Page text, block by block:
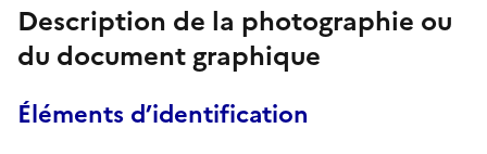
Description de la photographie ou
du document graphique
Éléments d’identification